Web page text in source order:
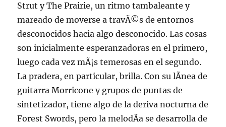
Strut y The Prairie, un ritmo tambaleante y
mareado de moverse a travÃ©s de entornos
desconocidos hacia algo desconocido. Las cosas
son inicialmente esperanzadoras en el primero,
luego cada vez mÃ¡s temerosas en el segundo.
La pradera, en particular, brilla. Con su lÃ­nea de
guitarra Morricone y grupos de puntas de
sintetizador, tiene algo de la deriva nocturna de
Forest Swords, pero la melodÃ­a se desarrolla de